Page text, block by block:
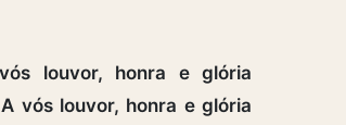
louvor, honra e glória
A vós louvor, honra e glória